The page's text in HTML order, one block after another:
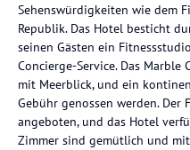
Sehenswürdigkeiten wie dem
Republik. Das Hotel besticht
seinen Gästen ein
Concierge-Service. Das
mit Meerblick, und ein
Gebühr genossen werden.
angeboten, und das Hotel
Zimmer sind gemütlich und